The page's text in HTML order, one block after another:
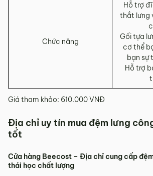
Chức năng
Hỗ trợ
thắt lưng
Gối tựa
cơ thể
bạn sự
Hỗ trợ
Giá tham khảo: 610.000 VNĐ
Địa chỉ uy tín mua đệm lưng
tốt
Cửa hàng Beecost – Địa chỉ cung cấp
thái học chất lượng